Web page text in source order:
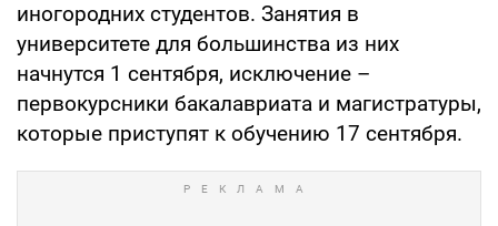
иногородних студентов. Занятия в
университете для большинства из них
начнутся 1 сентября, исключение –
первокурсники бакалавриата и магистратуры,
которые приступят к обучению 17 сентября.